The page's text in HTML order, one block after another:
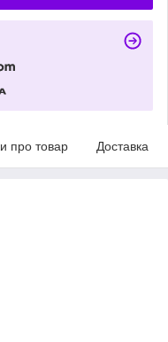
про товар Доставка